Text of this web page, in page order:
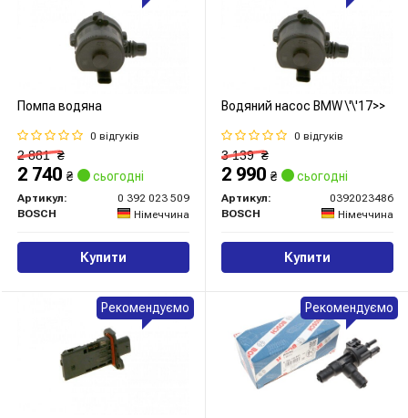
Помпа водяна
0 відгуків
2 881₴
2 740 ₴ сьогодні
Артикул:
0 392 023 509
BOSCH
Німеччина
Купити
Водяний насос BMW \'\'17>>
0 відгуків
3 139₴
2 990 ₴ сьогодні
Артикул:
0392023486
BOSCH
Німеччина
Купити
Рекомендуємо Рекомендуємо